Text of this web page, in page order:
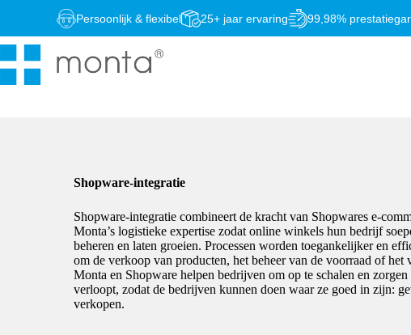
de
Persoonlijk & flexibel 25+ jaar ervaring 99,98%
Shopware-integratie
Shopware-integratie combineert de kracht van Shopwares e-
Monta’s logistieke expertise zodat online winkels hun bedrijf
beheren en laten groeien. Processen worden toegankelijker en
om de verkoop van producten, het beheer van de voorraad of het
Monta en Shopware helpen bedrijven om op te schalen en zorgen
verloopt, zodat de bedrijven kunnen doen waar ze goed in zijn:
verkopen.